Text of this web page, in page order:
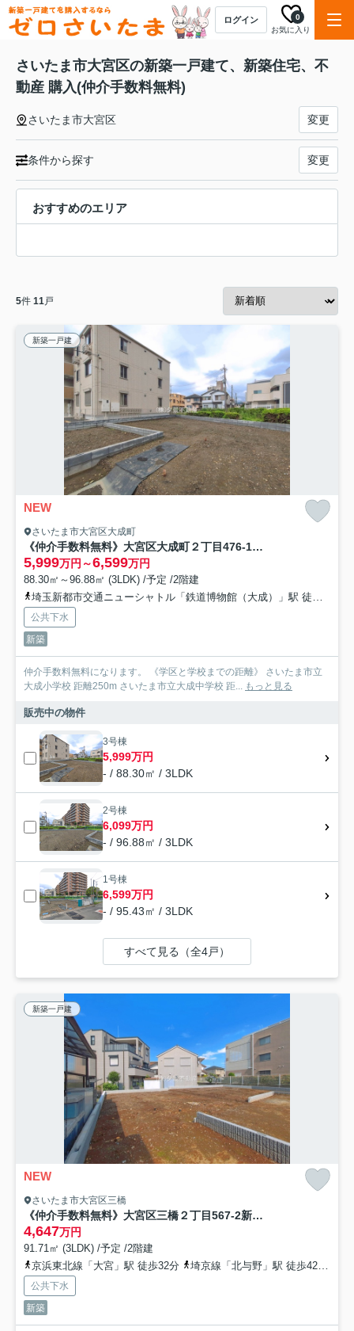
ログイン
お気に入り
0
さいたま市大宮区の新築一戸建て、新築住宅、不
動産 購入(仲介手数料無料)
さいたま市大宮区 変更
条件から探す 変更
おすすめのエリア
5件 11戸
新築一戸建
NEW
さいたま市大宮区大成町
《仲介手数料無料》大宮区大成町２丁目476-1新築一戸建て
5,999万円～6,599万円
88.30㎡～96.88㎡ (3LDK) /予定 /2階建
埼玉新都市交通ニューシャトル「鉄道博物館（大成）」駅 徒歩15分
公共下水
新築
仲介手数料無料になります。 《学区と学校までの距離》 さいたま市立
大成小学校 距離250m さいたま市立大成中学校 距... もっと見る
販売中の物件
3号棟
5,999万円
- / 88.30㎡ / 3LDK
2号棟
6,099万円
- / 96.88㎡ / 3LDK
1号棟
6,599万円
- / 95.43㎡ / 3LDK
すべて見る（全4戸）
新築一戸建
NEW
さいたま市大宮区三橋
《仲介手数料無料》大宮区三橋２丁目567-2新築一戸建て
4,647万円
91.71㎡ (3LDK) /予定 /2階建
京浜東北線「大宮」駅 徒歩32分
埼京線「北与野」駅 徒歩42分
公共下水
新築